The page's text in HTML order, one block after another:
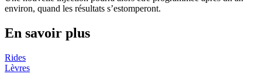
environ, quand les résultats s’estomperont.
En savoir plus
Rides
Lèvres